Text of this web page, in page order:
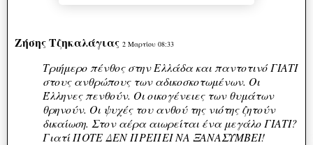
Ζήσης Τζηκαλάγιας 2 Μαρτίου 08:33
Τριήμερο πένθος στην Ελλάδα και παντοτινό ΓΙΑΤΙ
στους ανθρώπους των αδικοσκοτωμένων. Οι
Έλληνες πενθούν. Οι οικογένειες των θυμάτων
θρηνούν. Οι ψυχές του ανθού της νιότης ζητούν
δικαίωση. Στον αέρα αιωρείται ένα μεγάλο ΓΙΑΤΙ?
Γιατί ΠΟΤΕ ΔΕΝ ΠΡΕΠΕΙ ΝΑ ΞΑΝΑΣΥΜΒΕΙ!